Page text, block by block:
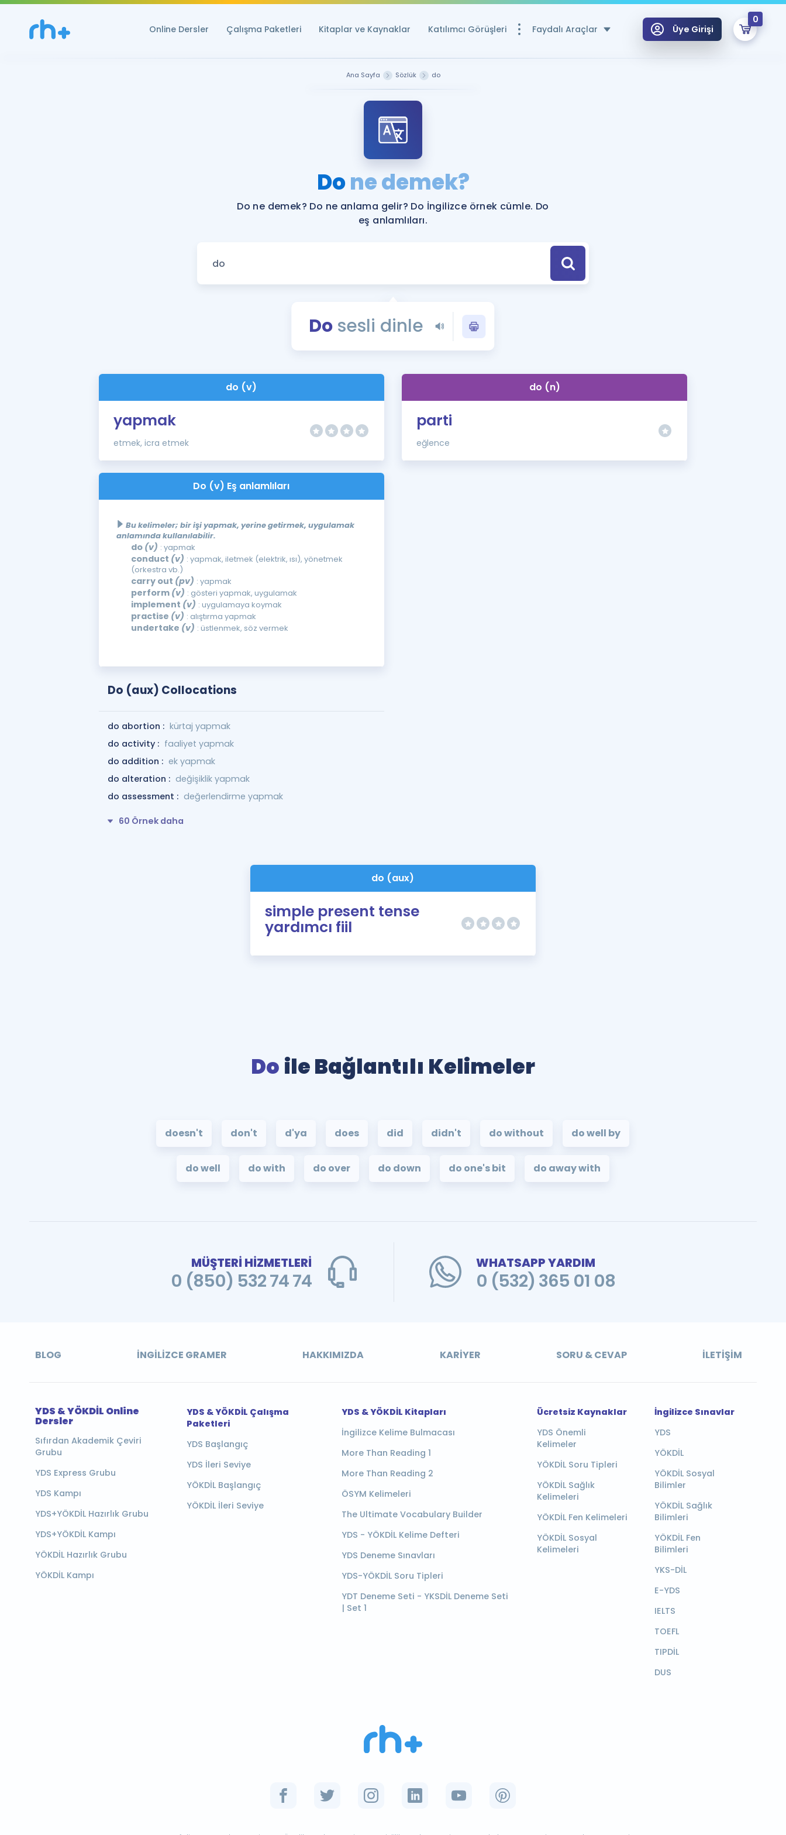
Online Dersler Çalışma Paketleri Kitaplar ve Kaynaklar Katılımcı Görüşleri Faydalı Araçlar
YDS ve YÖKDİL Puan Hesaplama Aracı
YDS ve YÖKDİL'e Hazırlananlar için Öneriler
Tüm ÖSYM Sınavları Tek Takvimde
Blog
YDS - YÖKDİL Tüm Sınavlarla İlgili Haberler
İngilizce Gramer
Üye Girişi
0
Ana Sayfa Sözlük do
Done demek?
Do ne demek? Do ne anlama gelir? Do İngilizce örnek cümle. Do
eş anlamlıları.
Do sesli dinle
do (v)
yapmak
etmek, icra etmek
Do (v) Eş anlamlıları
Bu kelimeler; bir işi yapmak, yerine getirmek, uygulamak
anlamında kullanılabilir.
do (v) : yapmak
conduct (v) : yapmak, iletmek (elektrik, ısı), yönetmek
(orkestra vb.)
carry out (pv) : yapmak
perform (v) : gösteri yapmak, uygulamak
implement (v) : uygulamaya koymak
practise (v) : alıştırma yapmak
undertake (v) : üstlenmek, söz vermek
Do (aux) Collocations
do abortion : kürtaj yapmak
do activity : faaliyet yapmak
do addition : ek yapmak
do alteration : değişiklik yapmak
do assessment : değerlendirme yapmak
60 Örnek daha
do (n)
parti
eğlence
do (aux)
simple present tense
yardımcı fiil
Do ile Bağlantılı Kelimeler
doesn't don't d'ya does did didn't do without do well by
do well do with do over do down do one's bit do away with
MÜŞTERİ HİZMETLERİ
0 (850) 532 74 74
WHATSAPP YARDIM
0 (532) 365 01 08
BLOG İNGILIZCE GRAMER HAKKIMIZDA KARIYER SORU & CEVAP İLETIŞIM
YDS & YÖKDİL Online
Dersler
Sıfırdan Akademik Çeviri
Grubu
YDS Express Grubu
YDS Kampı
YDS+YÖKDİL Hazırlık Grubu
YDS+YÖKDİL Kampı
YÖKDİL Hazırlık Grubu
YÖKDİL Kampı
YDS & YÖKDİL Çalışma
Paketleri
YDS Başlangıç
YDS İleri Seviye
YÖKDİL Başlangıç
YÖKDİL İleri Seviye
YDS & YÖKDİL Kitapları
İngilizce Kelime Bulmacası
More Than Reading 1
More Than Reading 2
ÖSYM Kelimeleri
The Ultimate Vocabulary Builder
YDS - YÖKDİL Kelime Defteri
YDS Deneme Sınavları
YDS-YÖKDİL Soru Tipleri
YDT Deneme Seti - YKSDİL Deneme Seti
| Set 1
Ücretsiz Kaynaklar
YDS Önemli
Kelimeler
YÖKDİL Soru Tipleri
YÖKDİL Sağlık
Kelimeleri
YÖKDİL Fen Kelimeleri
YÖKDİL Sosyal
Kelimeleri
İngilizce Sınavlar
YDS
YÖKDİL
YÖKDİL Sosyal
Bilimler
YÖKDİL Sağlık
Bilimleri
YÖKDİL Fen
Bilimleri
YKS-DİL
E-YDS
IELTS
TOEFL
TIPDİL
DUS